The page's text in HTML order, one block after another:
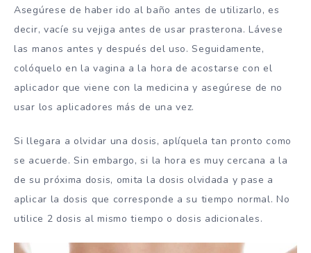
Asegúrese de haber ido al baño antes de utilizarlo, es
decir, vacíe su vejiga antes de usar prasterona. Lávese
las manos antes y después del uso. Seguidamente,
colóquelo en la vagina a la hora de acostarse con el
aplicador que viene con la medicina y asegúrese de no
usar los aplicadores más de una vez.
Si llegara a olvidar una dosis, aplíquela tan pronto como
se acuerde. Sin embargo, si la hora es muy cercana a la
de su próxima dosis, omita la dosis olvidada y pase a
aplicar la dosis que corresponde a su tiempo normal. No
utilice 2 dosis al mismo tiempo o dosis adicionales.